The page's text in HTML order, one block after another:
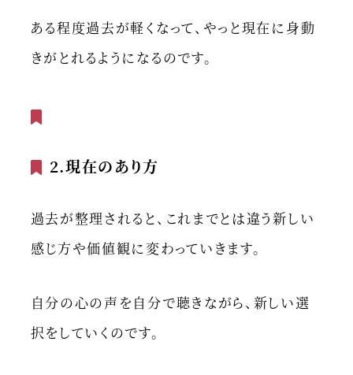
ある程度過去が軽くなって、やっと現在に身動
きがとれるようになるのです。
2.現在のあり方
過去が整理されると、これまでとは違う新しい
感じ方や価値観に変わっていきます。
自分の心の声を自分で聴きながら、新しい選
択をしていくのです。